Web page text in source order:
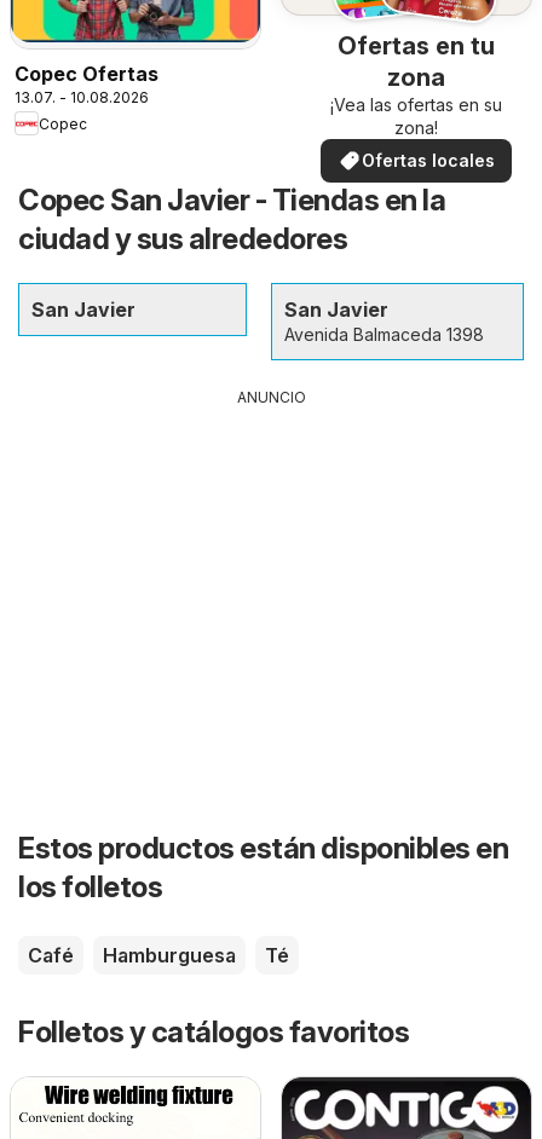
Copec Ofertas
13.07. - 10.08.2026
Copec
Ofertas en tu
zona
¡Vea las ofertas en su
zona!
Ofertas locales
Copec San Javier - Tiendas en la
ciudad y sus alrededores
San Javier San Javier
Avenida Balmaceda 1398
ANUNCIO
Estos productos están disponibles en
los folletos
Café Hamburguesa Té
Folletos y catálogos favoritos